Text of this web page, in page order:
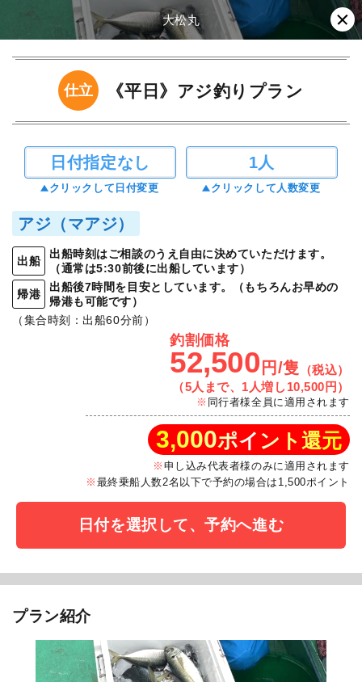
大松丸
仕立 《平日》アジ釣りプラン
日付指定なし
クリックして日付変更
1人
クリックして人数変更
アジ（マアジ）
出船
出船時刻はご相談のうえ自由に決めていただけます。
（通常は5:30前後に出船しています）
帰港
出船後7時間を目安としています。（もちろんお早めの
帰港も可能です）
（集合時刻：出船60分前）
釣割価格
52,500 円/隻
（税込）
（5人まで、1人増し10,500円）
同行者様全員に適用されます
3,000ポイント還元
申し込み代表者様のみに適用されます
最終乗船人数2名以下で予約の場合は1,500ポイント
日付を選択して、予約へ進む
プラン紹介